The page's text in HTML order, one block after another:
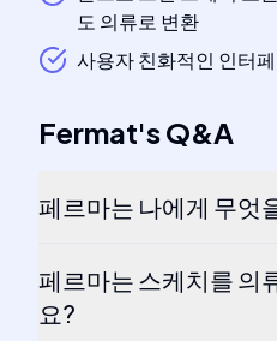
도 의류로 변환
사용자 친화적인 인터
Fermat'sQ&A
페르마는 나에게 무엇
페르마는 스케치를 의
요?